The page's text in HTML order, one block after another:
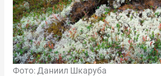
Фото: Даниил Шкаруба